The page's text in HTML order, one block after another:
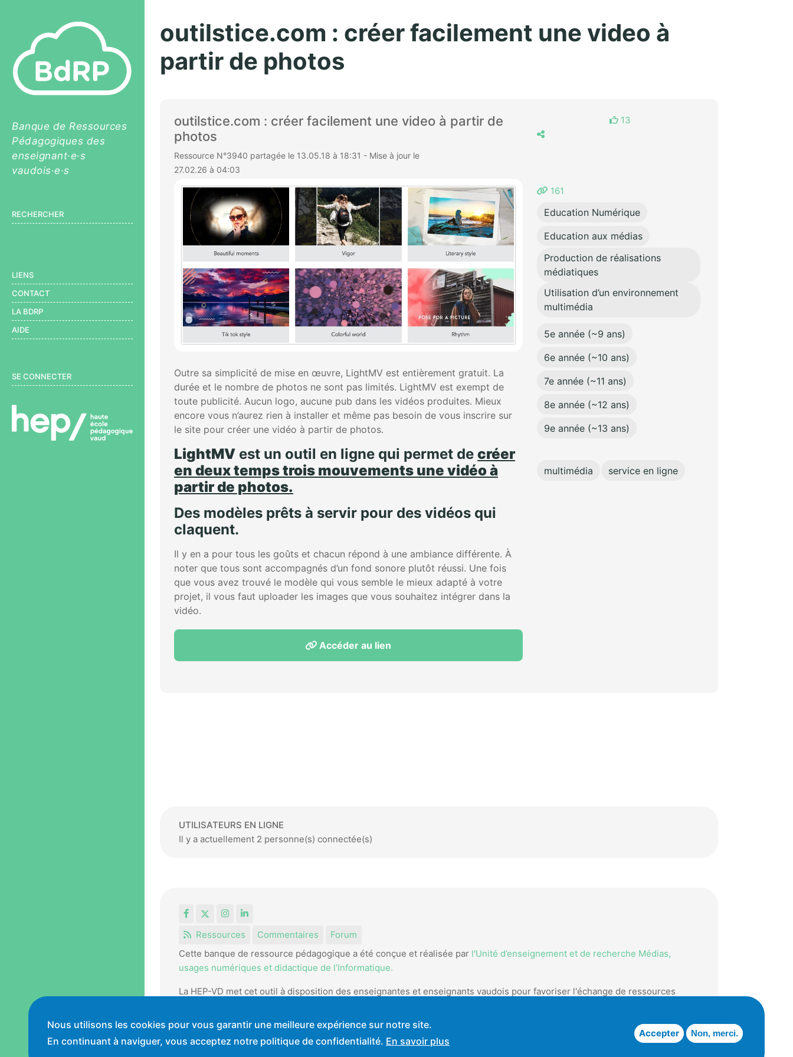
outilstice.com : créer facilement une video à
partir de photos
outilstice.com : créer facilement une video à partir de
photos
Ressource N°3940 partagée le 13.05.18 à 18:31 - Mise à jour le
27.02.26 à 04:03
Outre sa simplicité de mise en œuvre, LightMV est entièrement gratuit. La
durée et le nombre de photos ne sont pas limités. LightMV est exempt de
toute publicité. Aucun logo, aucune pub dans les vidéos produites. Mieux
encore vous n’aurez rien à installer et même pas besoin de vous inscrire sur
le site pour créer une vidéo à partir de photos.
LightMV est un outil en ligne qui permet de créer
en deux temps trois mouvements une vidéo à
partir de photos.
Des modèles prêts à servir pour des vidéos qui
claquent.
Il y en a pour tous les goûts et chacun répond à une ambiance différente. À
noter que tous sont accompagnés d’un fond sonore plutôt réussi. Une fois
que vous avez trouvé le modèle qui vous semble le mieux adapté à votre
projet, il vous faut uploader les images que vous souhaitez intégrer dans la
vidéo.
Accéder au lien
13
161
Education Numérique
Education aux médias
Production de réalisations
médiatiques
Utilisation d’un environnement
multimédia
5e année (~9 ans)
6e année (~10 ans)
7e année (~11 ans)
8e année (~12 ans)
9e année (~13 ans)
multimédia service en ligne
Banque de Ressources
Pédagogiques des
enseignant·e·s
vaudois·e·s
RECHERCHER
LIENS
CONTACT
LA BDRP
AIDE
User menu
SE CONNECTER
UTILISATEURS EN LIGNE
Il y a actuellement 2 personne(s) connectée(s)
FacebookInstagram
LinkedIn
Ressources
Commentaires
Forum
Cette banque de ressource pédagogique a été conçue et réalisée par l'Unité d’enseignement et de recherche Médias,
usages numériques et didactique de l’Informatique.
La HEP-VD met cet outil à disposition des enseignantes et enseignants vaudois pour favoriser l'échange de ressources
Conditions générales d'utilisation
Nous utilisons les cookies pour vous garantir une meilleure expérience sur notre site.
En continuant à naviguer, vous acceptez notre politique de confidentialité. En savoir plus
Accepter Non, merci.